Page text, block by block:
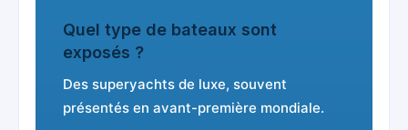
Quel type de bateaux sont
exposés ?
Des superyachts de luxe, souvent
présentés en avant-première mondiale.